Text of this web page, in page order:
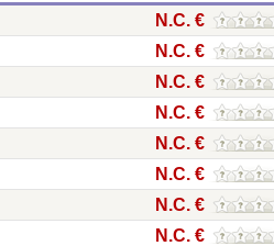
N.C. €
N.C. €
N.C. €
N.C. €
N.C. €
N.C. €
N.C. €
N.C. €